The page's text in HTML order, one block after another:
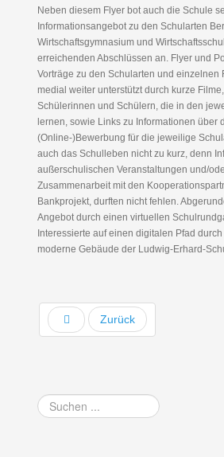
Neben diesem Flyer bot auch die Schule
Informationsangebot zu den Schularten
Wirtschaftsgymnasium und
erreichenden Abschlüssen an. Flyer und
Vorträge zu den Schularten und einzelnen
medial weiter unterstützt durch kurze
Schülerinnen und Schülern, die in den
lernen, sowie Links zu Informationen über
(Online-)Bewerbung für die jeweilige
auch das Schulleben nicht zu kurz, denn
außerschulischen Veranstaltungen und/
Zusammenarbeit mit den
Bankprojekt, durften nicht fehlen.
Angebot durch einen virtuellen
Interessierte auf einen digitalen Pfad
moderne Gebäude der Ludwig-Erhard-
Zurück
Suchen
...